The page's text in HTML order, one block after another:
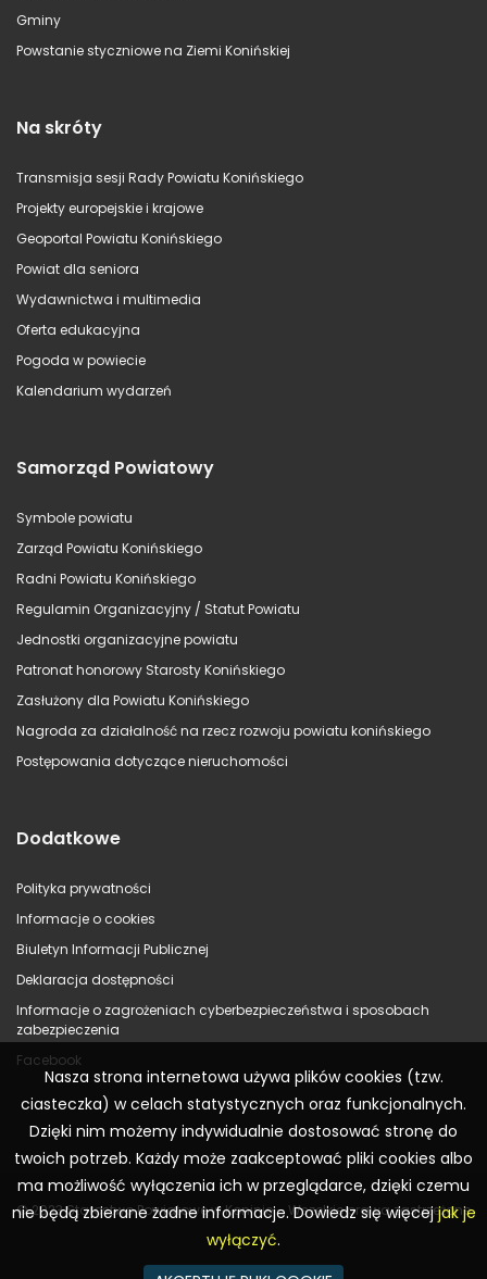
Gminy
Powstanie styczniowe na Ziemi Konińskiej
Na skróty
Transmisja sesji Rady Powiatu Konińskiego
Projekty europejskie i krajowe
Geoportal Powiatu Konińskiego
Powiat dla seniora
Wydawnictwa i multimedia
Oferta edukacyjna
Pogoda w powiecie
Kalendarium wydarzeń
Samorząd Powiatowy
Symbole powiatu
Zarząd Powiatu Konińskiego
Radni Powiatu Konińskiego
Regulamin Organizacyjny / Statut Powiatu
Jednostki organizacyjne powiatu
Patronat honorowy Starosty Konińskiego
Zasłużony dla Powiatu Konińskiego
Nagroda za działalność na rzecz rozwoju powiatu konińskiego
Postępowania dotyczące nieruchomości
Dodatkowe
Polityka prywatności
Informacje o cookies
Biuletyn Informacji Publicznej
Deklaracja dostępności
Informacje o zagrożeniach cyberbezpieczeństwa i sposobach
zabezpieczenia
Facebook
© 2023 Starostwo Powiatowe w Koninie – Wszelkie prawa zastrzeżone
Nasza strona internetowa używa plików cookies (tzw.
ciasteczka) w celach statystycznych oraz funkcjonalnych.
Dzięki nim możemy indywidualnie dostosować stronę do
twoich potrzeb. Każdy może zaakceptować pliki cookies albo
ma możliwość wyłączenia ich w przeglądarce, dzięki czemu
nie będą zbierane żadne informacje. Dowiedz się więcejjak je
wyłączyć.